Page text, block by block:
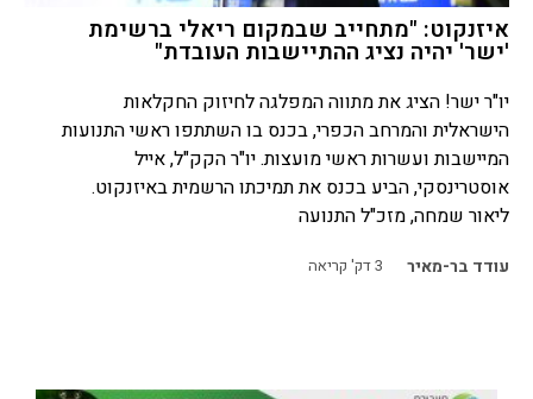
איזנקוט: "מתחייב שבמקום ריאלי ברשימת
'ישר' יהיה נציג ההתיישבות העובדת"
יו"ר ישר! הציג את מתווה המפלגה לחיזוק החקלאות
הישראלית והמרחב הכפרי, בכנס בו השתתפו ראשי התנועות
המיישבות ועשרות ראשי מועצות. יו"ר הקק"ל, אייל
אוסטרינסקי, הביע בכנס את תמיכתו הרשמית באיזנקוט.
ליאור שמחה, מזכ"ל התנועה
עודד בר-מאיר 3דק' קריאה